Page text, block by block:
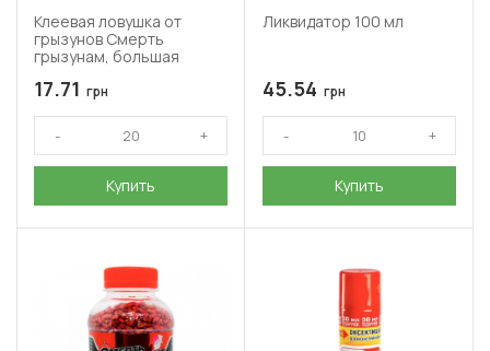
Клеевая ловушка от
грызунов Смерть
грызунам, большая
17.71 грн
Купить
Ликвидатор 100 мл
45.54 грн
Купить